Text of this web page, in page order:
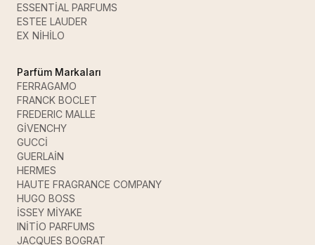
ESSENTİAL PARFUMS
ESTEE LAUDER
EX NİHİLO
Parfüm Markaları
FERRAGAMO
FRANCK BOCLET
FREDERIC MALLE
GİVENCHY
GUCCİ
GUERLAİN
HERMES
HAUTE FRAGRANCE COMPANY
HUGO BOSS
İSSEY MİYAKE
INİTİO PARFUMS
JACQUES BOGRAT